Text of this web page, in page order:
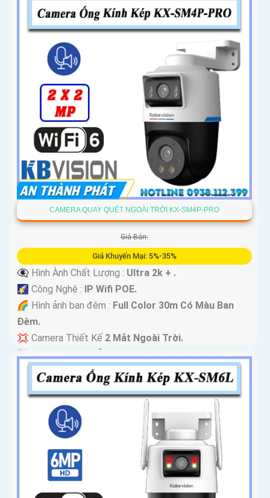
CAMERA QUAY QUÉT NGOÀI TRỜI KX-SM4P-PRO
Giá Bán:
Giá Khuyến Mại: 5%-35%
👁️‍🗨 Hình Ành Chất Lượng : Ultra 2k + .
🌠 Công Nghệ : IP Wifi POE.
🌈 Hình ảnh ban đêm : Full Color 30m Có Màu Ban
Ðêm.
💢 Camera Thiết Kế 2 Mắt Ngoài Trời.
️📡 Tích Hợp :Thu Âm Và Loa.